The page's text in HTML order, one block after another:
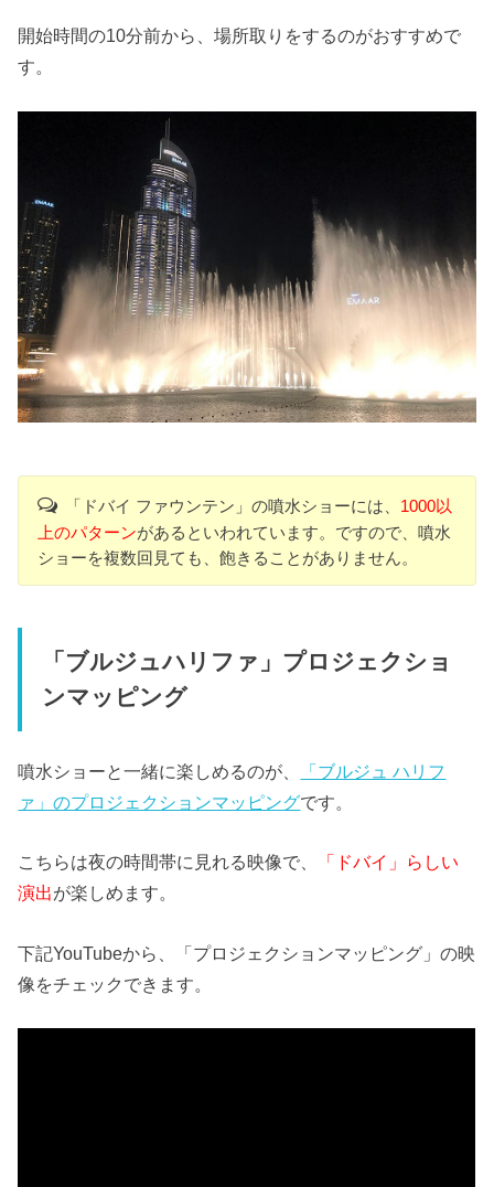
開始時間の10分前から、場所取りをするのがおすすめで
す。
「ドバイ ファウンテン」の噴水ショーには、 1000以
上のパターンがあるといわれています。ですので、噴水
ショーを複数回見ても、飽きることがありません。
「ブルジュハリファ」プロジェクショ
ンマッピング
噴水ショーと一緒に楽しめるのが、
「ブルジュ ハリフ
ァ」のプロジェクションマッピングです。
こちらは夜の時間帯に見れる映像で、
「ドバイ」らしい
演出が楽しめます。
下記YouTubeから、「プロジェクションマッピング」の映
像をチェックできます。